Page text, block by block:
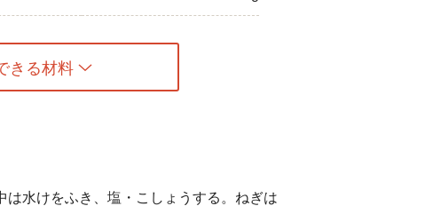
きる材料
は水けをふき、塩・こしょうする。ねぎは